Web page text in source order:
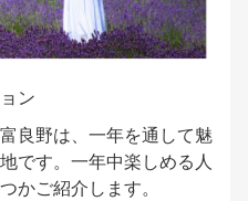
ン
良野は、一年を通して魅
です。一年中楽しめる人
かご紹介します。